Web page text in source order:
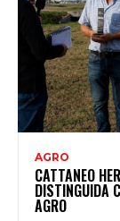
AGRO
CATTANEO
DISTINGUIDA
AGRO